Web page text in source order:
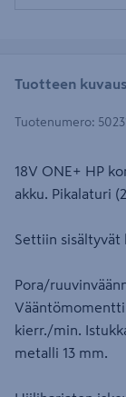
Tuotteen kuvaus
Tuotenumero:
18V ONE+ HP
akku. Pikalaturi
Settiin sisältyvät
Pora/
kierr./min.
metalli 13 mm.